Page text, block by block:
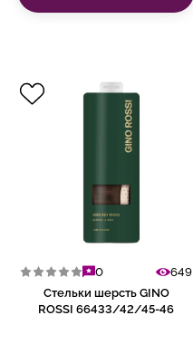
0
649
Стельки шерсть GINO
ROSSI 66433/42/45-46